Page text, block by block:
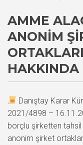
AMME
ANONIM
HAKKINDA
Danıştay Karar
2021/4898 –
borçlu şirketten tahsil
anonim şirket